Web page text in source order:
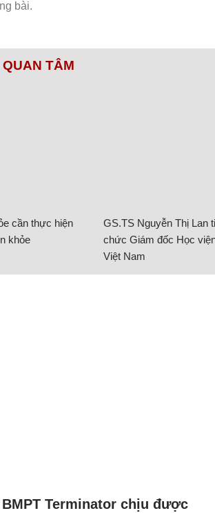
TÂM
cần thực hiện
khỏe
GS.TS Nguyễn Thị Lan
chức Giám đốc Học
Việt Nam
Terminator chịu được